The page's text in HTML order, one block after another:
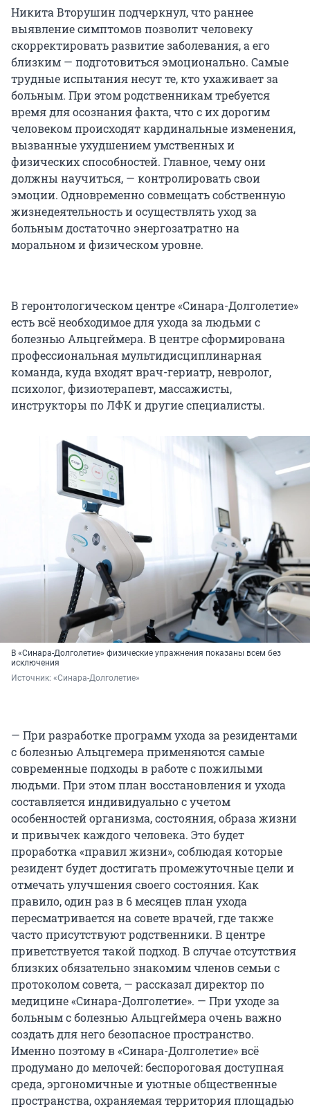
Никита Вторушин подчеркнул, что раннее
выявление симптомов позволит человеку
скорректировать развитие заболевания, а его
близким — подготовиться эмоционально. Самые
трудные испытания несут те, кто ухаживает за
больным. При этом родственникам требуется
время для осознания факта, что с их дорогим
человеком происходят кардинальные изменения,
вызванные ухудшением умственных и
физических способностей. Главное, чему они
должны научиться, — контролировать свои
эмоции. Одновременно совмещать собственную
жизнедеятельность и осуществлять уход за
больным достаточно энергозатратно на
моральном и физическом уровне.
В геронтологическом центре «Синара-Долголетие»
есть всё необходимое для ухода за людьми с
болезнью Альцгеймера. В центре сформирована
профессиональная мультидисциплинарная
команда, куда входят врач-гериатр, невролог,
психолог, физиотерапевт, массажисты,
инструкторы по ЛФК и другие специалисты.
В «Синара-Долголетие» физические упражнения показаны всем без
исключения
Источник: «Синара-Долголетие»
— При разработке программ ухода за резидентами
с болезнью Альцгемера применяются самые
современные подходы в работе с пожилыми
людьми. При этом план восстановления и ухода
составляется индивидуально с учетом
особенностей организма, состояния, образа жизни
и привычек каждого человека. Это будет
проработка «правил жизни», соблюдая которые
резидент будет достигать промежуточные цели и
отмечать улучшения своего состояния. Как
правило, один раз в 6 месяцев план ухода
пересматривается на совете врачей, где также
часто присутствуют родственники. В центре
приветствуется такой подход. В случае отсутствия
близких обязательно знакомим членов семьи с
протоколом совета, — рассказал директор по
медицине «Синара-Долголетие». — При уходе за
больным с болезнью Альцгеймера очень важно
создать для него безопасное пространство.
Именно поэтому в «Синара-Долголетие» всё
продумано до мелочей: беспороговая доступная
среда, эргономичные и уютные общественные
пространства, охраняемая территория площадью